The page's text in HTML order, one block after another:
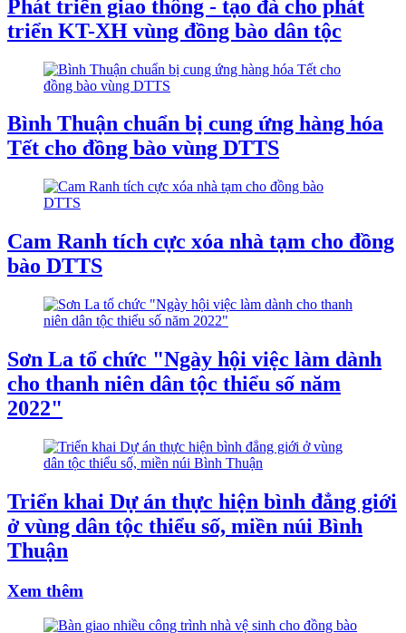
Phát triển giao thông - tạo đà cho phát
triển KT-XH vùng đồng bào dân tộc
Bình Thuận chuẩn bị cung ứng hàng hóa
Tết cho đồng bào vùng DTTS
Cam Ranh tích cực xóa nhà tạm cho đồng
bào DTTS
Sơn La tổ chức "Ngày hội việc làm dành
cho thanh niên dân tộc thiểu số năm
2022"
Triển khai Dự án thực hiện bình đẳng giới
ở vùng dân tộc thiểu số, miền núi Bình
Thuận
Xem thêm